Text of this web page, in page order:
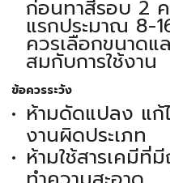
ก่อนทาสีรอบ 2 ค
แรกประมาณ 8-
ควรเลือกขนาดแ
สมกับการใช้งาน
ข้อควรระวัง
ห้ามดัดแปลง แก้
งานผิดประเภท
ห้ามใช้สารเคมีที่